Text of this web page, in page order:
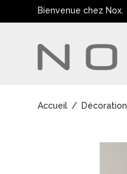
Bienvenue chez Nox.
Accueil / Décoration